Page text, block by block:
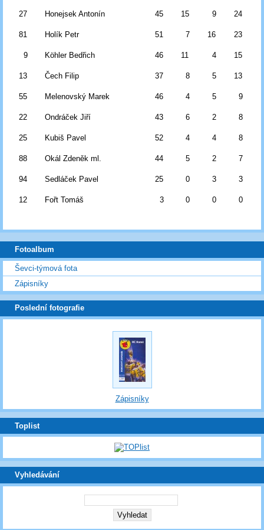
27 Honejsek Antonín 45 15 9 24
81 Holík Petr 51 7 16 23
9 Köhler Bedřich 46 11 4 15
13 Čech Filip 37 8 5 13
55 Melenovský Marek 46 4 5 9
22 Ondráček Jiří 43 6 2 8
25 Kubiš Pavel 52 4 4 8
88 Okál Zdeněk ml. 44 5 2 7
94 Sedláček Pavel 25 0 3 3
12 Fořt Tomáš 3 0 0 0
Fotoalbum
Ševci-týmová fota
Zápisníky
Poslední fotografie
Zápisníky
Toplist
Vyhledávání